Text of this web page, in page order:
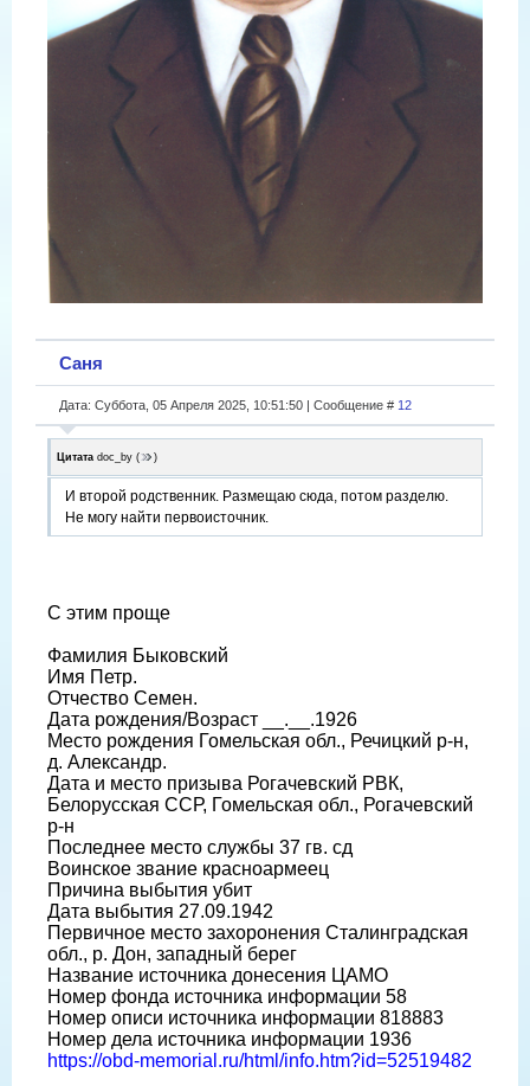
Саня
Дата: Суббота, 05 Апреля 2025, 10:51:50 | Сообщение # 12
Цитата doc_by ( )
И второй родственник. Размещаю сюда, потом разделю.
Не могу найти первоисточник.
С этим проще
Фамилия Быковский
Имя Петр.
Отчество Семен.
Дата рождения/Возраст __.__.1926
Место рождения Гомельская обл., Речицкий р-н,
д. Александр.
Дата и место призыва Рогачевский РВК,
Белорусская ССР, Гомельская обл., Рогачевский
р-н
Последнее место службы 37 гв. сд
Воинское звание красноармеец
Причина выбытия убит
Дата выбытия 27.09.1942
Первичное место захоронения Сталинградская
обл., р. Дон, западный берег
Название источника донесения ЦАМО
Номер фонда источника информации 58
Номер описи источника информации 818883
Номер дела источника информации 1936
https://obd-memorial.ru/html/info.htm?id=52519482